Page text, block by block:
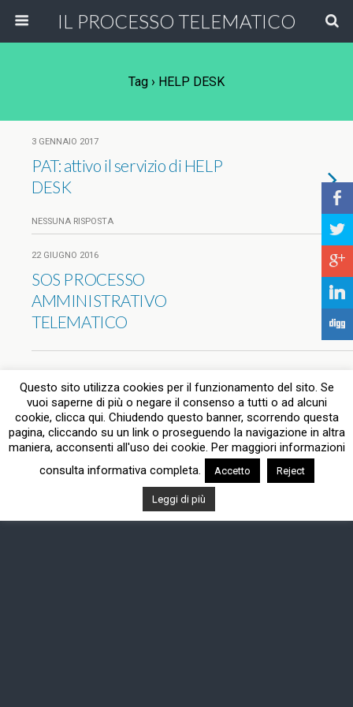
IL PROCESSO TELEMATICO
Tag › HELP DESK
3 GENNAIO 2017
PAT: attivo il servizio di HELP
DESK
NESSUNA RISPOSTA
22 GIUGNO 2016
SOS PROCESSO
AMMINISTRATIVO
TELEMATICO
Torna su
Dispositivo Portatile Pc Desktop
Questo sito utilizza cookies per il funzionamento del sito. Se
vuoi saperne di più o negare il consenso a tutti o ad alcuni
cookie, clicca qui. Chiudendo questo banner, scorrendo questa
pagina, cliccando su un link o proseguendo la navigazione in altra
maniera, acconsenti all'uso dei cookie. Per maggiori informazioni
consulta informativa completa.
Accetto Reject
Leggi di più
b
a
c
j
F